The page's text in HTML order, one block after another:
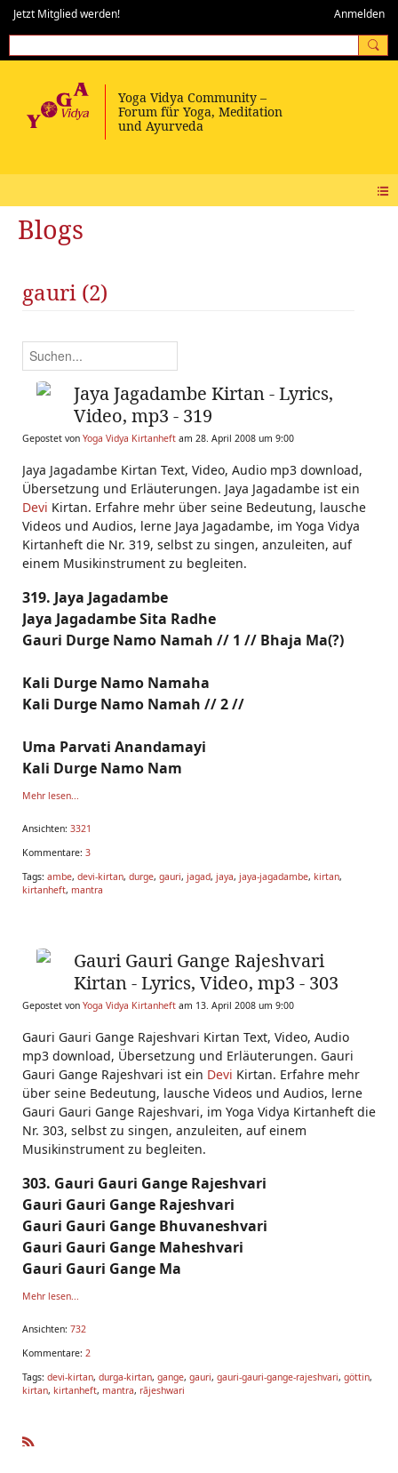
Jetzt Mitglied werden! Anmelden
Blogs
gauri (2)
Jaya Jagadambe Kirtan - Lyrics,
Video, mp3 - 319
Gepostet von Yoga Vidya Kirtanheft am 28. April 2008 um 9:00
Jaya Jagadambe Kirtan Text, Video, Audio mp3 download,
Übersetzung und Erläuterungen. Jaya Jagadambe ist ein
Devi Kirtan. Erfahre mehr über seine Bedeutung, lausche
Videos und Audios, lerne Jaya Jagadambe, im Yoga Vidya
Kirtanheft die Nr. 319, selbst zu singen, anzuleiten, auf
einem Musikinstrument zu begleiten.
319. Jaya Jagadambe
Jaya Jagadambe Sita Radhe
Gauri Durge Namo Namah // 1 // Bhaja Ma(?)
Kali Durge Namo Namaha
Kali Durge Namo Namah // 2 //
Uma Parvati Anandamayi
Kali Durge Namo Nam
Mehr lesen...
Ansichten: 3321
Kommentare: 3
Tags: ambe, devi-kirtan, durge, gauri, jagad, jaya, jaya-jagadambe, kirtan,
kirtanheft, mantra
Gauri Gauri Gange Rajeshvari
Kirtan - Lyrics, Video, mp3 - 303
Gepostet von Yoga Vidya Kirtanheft am 13. April 2008 um 9:00
Gauri Gauri Gange Rajeshvari Kirtan Text, Video, Audio
mp3 download, Übersetzung und Erläuterungen. Gauri
Gauri Gange Rajeshvari ist ein Devi Kirtan. Erfahre mehr
über seine Bedeutung, lausche Videos und Audios, lerne
Gauri Gauri Gange Rajeshvari, im Yoga Vidya Kirtanheft die
Nr. 303, selbst zu singen, anzuleiten, auf einem
Musikinstrument zu begleiten.
303. Gauri Gauri Gange Rajeshvari
Gauri Gauri Gange Rajeshvari
Gauri Gauri Gange Bhuvaneshvari
Gauri Gauri Gange Maheshvari
Gauri Gauri Gange Ma
Mehr lesen...
Ansichten: 732
Kommentare: 2
Tags: devi-kirtan, durga-kirtan, gange, gauri, gauri-gauri-gange-rajeshvari, göttin,
kirtan, kirtanheft, mantra, rājeshwari